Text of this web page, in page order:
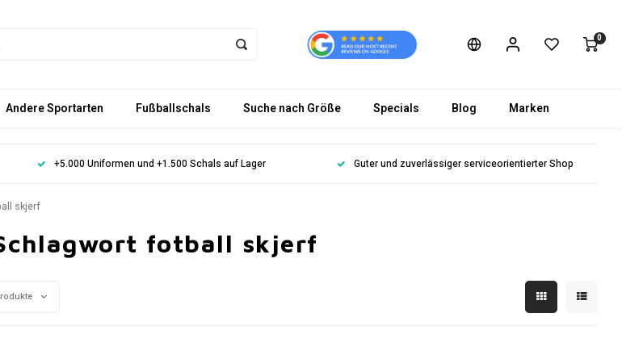
0
Andere Sportarten Fußballschals Suche nach Größe Specials Blog Marken
+5.000 Uniformen und +1.500 Schals auf Lager Guter und zuverlässiger serviceorientierter Shop
skjerf
fotball skjerf